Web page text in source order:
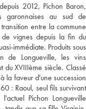
2012, Pichon Baron,
garonnaises au sud de
entre la commune
de vignes depuis la fin du
immédiate. Produits sous
de Longueville, les vins
du XVIIIème siècle. Classé
la faveur d'une succession
: Raoul, seul fils survivant
Pichon Longueville